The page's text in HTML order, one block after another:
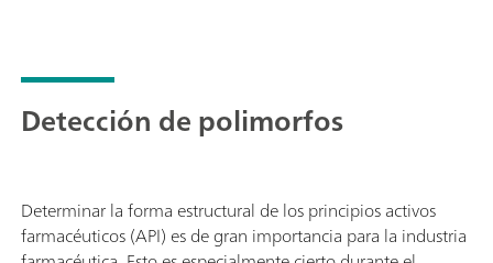
Detección de polimorfos
Determinar la forma estructural de los principios activos
farmacéuticos (API) es de gran importancia para la industria